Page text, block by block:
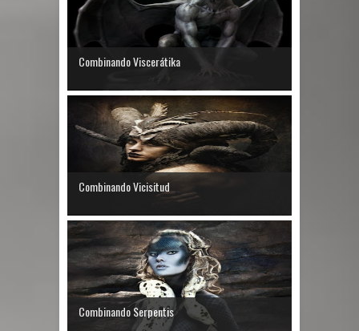
Combinando Viscerátika
Combinando Vicisitud
Combinando Serpentis